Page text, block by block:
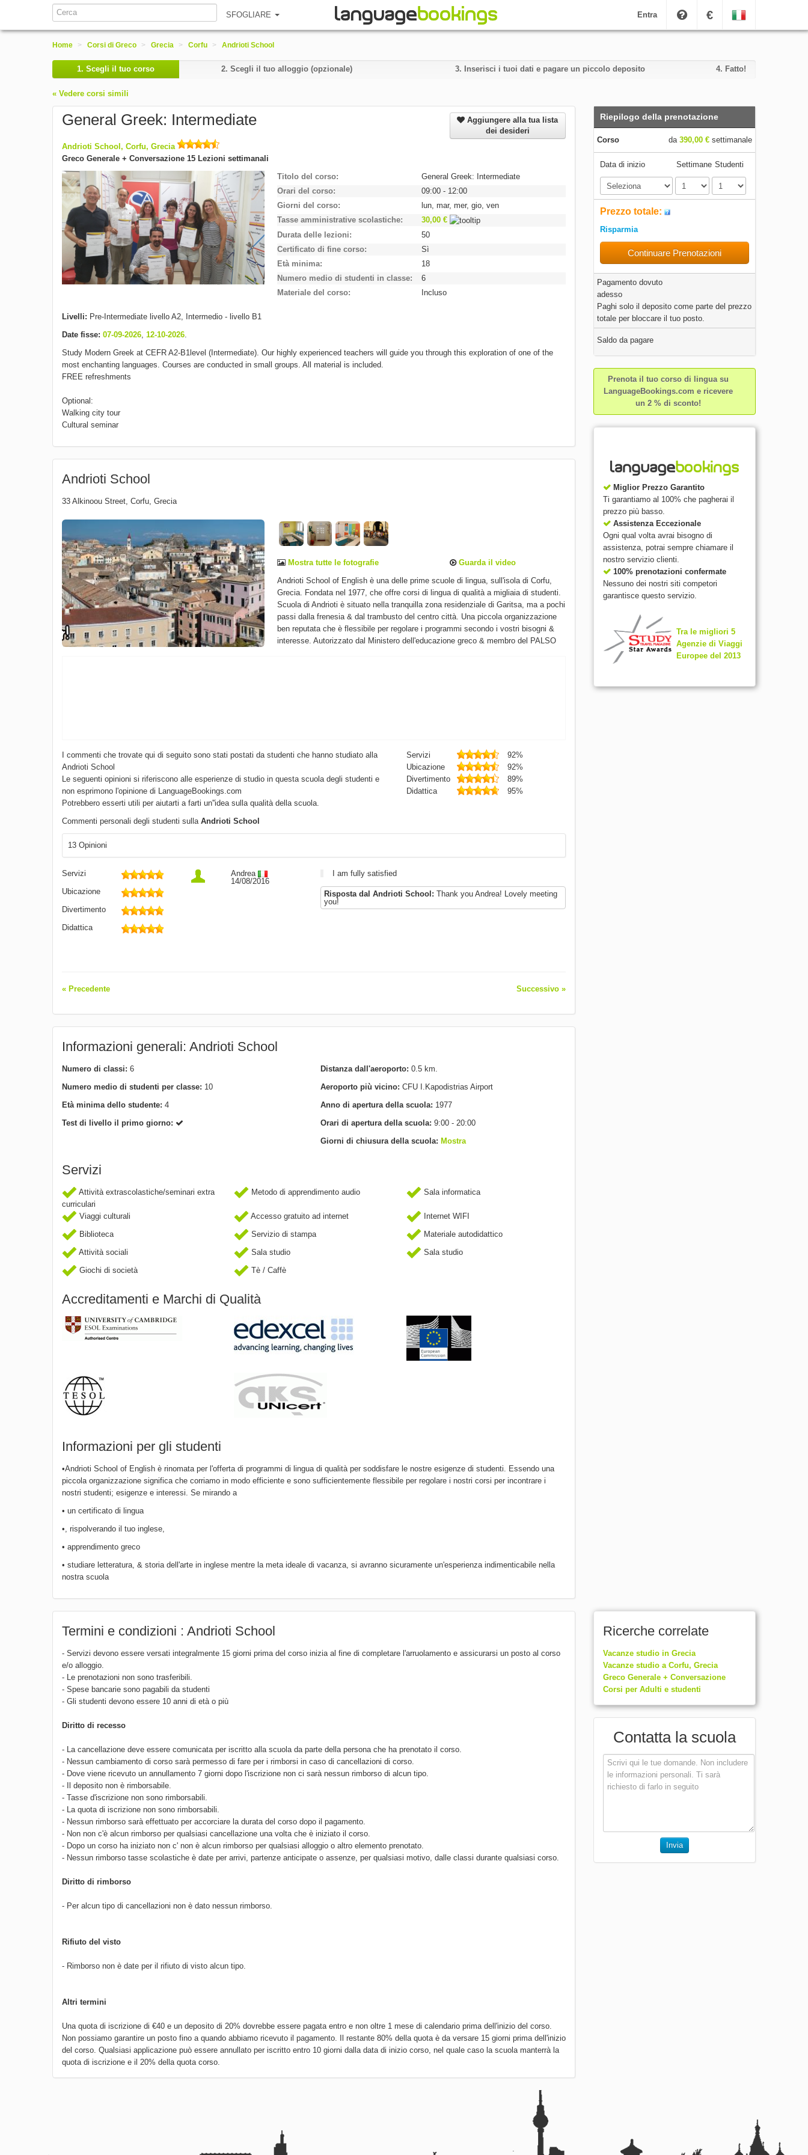
SFOGLIARE Entra €
Home > Corsi di Greco > Grecia > Corfu > Andrioti School
1. Scegli il tuo corso 2. Scegli il tuo alloggio (opzionale) 3. Inserisci i tuoi dati e pagare un piccolo deposito 4. Fatto!
« Vedere corsi simili
General Greek: Intermediate
Aggiungere alla tua lista
dei desideri
Andrioti School, Corfu, Grecia
Greco Generale + Conversazione 15 Lezioni settimanali
Titolo del corso
General Greek: Intermediate
Orari del corso
09:00 - 12:00
Giorni del corso
lun, mar, mer, gio, ven
Tasse amministrative scolastiche
30,00 €
Durata delle lezioni
50
Certificato di fine corso
Sì
Età minima
18
Numero medio di studenti in classe
6
Materiale del corso
Incluso
Livelli: Pre-Intermediate livello A2, Intermedio - livello B1
Date fisse: 07-09-2026 12-10-2026
Study Modern Greek at CEFR A2-B1level (Intermediate). Our highly experienced teachers will guide you through this exploration of one of the
most enchanting languages. Courses are conducted in small groups. All material is included.
FREE refreshments
Optional:
Walking city tour
Cultural seminar
Andrioti School
33 Alkinoou Street Corfu Grecia
Mostra tutte le fotografie
Guarda il video
Andrioti School of English è una delle prime scuole di lingua, sull'isola di Corfu,
Grecia. Fondata nel 1977, che offre corsi di lingua di qualità a migliaia di studenti.
Scuola di Andrioti è situato nella tranquilla zona residenziale di Garitsa, ma a pochi
passi dalla frenesia & dal trambusto del centro città. Una piccola organizzazione
ben reputata che è flessibile per regolare i programmi secondo i vostri bisogni &
interesse. Autorizzato dal Ministero dell'educazione greco & membro del PALSO
I commenti che trovate qui di seguito sono stati postati da studenti che hanno studiato alla
Andrioti School
Le seguenti opinioni si riferiscono alle esperienze di studio in questa scuola degli studenti e
non esprimono l'opinione di LanguageBookings.com
Potrebbero esserti utili per aiutarti a farti un''idea sulla qualità della scuola.
Servizi
92%
Ubicazione
92%
Divertimento
89%
Didattica
95%
Commenti personali degli studenti sulla Andrioti School
13 Opinioni
Servizi
Ubicazione
Divertimento
Didattica
Andrea
14/08/2016
I am fully satisfied
Risposta dal Andrioti School: Thank you Andrea! Lovely meeting
you!
« Precedente Successivo »
Informazioni generali: Andrioti School
Numero di classi: 6
Numero medio di studenti per classe: 10
Età minima dello studente: 4
Test di livello il primo giorno:
Distanza dall'aeroporto: 0.5 km.
Aeroporto più vicino: CFU I.Kapodistrias Airport
Anno di apertura della scuola: 1977
Orari di apertura della scuola: 9:00 - 20:00
Giorni di chiusura della scuola: Mostra
Servizi
Attività extrascolastiche/seminari extra
curriculari
Metodo di apprendimento audio Sala informatica
Viaggi culturali Accesso gratuito ad internet
Internet WIFI
Biblioteca
Servizio di stampa
Materiale autodidattico
Attività sociali
Sala studio
Sala studio
Giochi di società
Tè / Caffè
Accreditamenti e Marchi di Qualità
Informazioni per gli studenti
•Andrioti School of English è rinomata per l'offerta di programmi di lingua di qualità per soddisfare le nostre esigenze di studenti. Essendo una
piccola organizzazione significa che corriamo in modo efficiente e sono sufficientemente flessibile per regolare i nostri corsi per incontrare i
nostri studenti; esigenze e interessi. Se mirando a
• un certificato di lingua
•, rispolverando il tuo inglese,
• apprendimento greco
• studiare letteratura, & storia dell'arte in inglese mentre la meta ideale di vacanza, si avranno sicuramente un'esperienza indimenticabile nella
nostra scuola
Riepilogo della prenotazione
Corso da 390,00 €settimanale
Data di inizio Settimane Studenti
Prezzo totale:
Risparmia
Continuare Prenotazioni
Pagamento dovuto
adesso
Paghi solo il deposito come parte del prezzo
totale per bloccare il tuo posto.
Saldo da pagare
Prenota il tuo corso di lingua su
LanguageBookings.com e ricevere
un 2 % di sconto!
Miglior Prezzo Garantito
Ti garantiamo al 100% che pagherai il
prezzo più basso.
Assistenza Eccezionale
Ogni qual volta avrai bisogno di
assistenza, potrai sempre chiamare il
nostro servizio clienti.
100% prenotazioni confermate
Nessuno dei nostri siti competori
garantisce questo servizio.
Tra le migliori 5
Agenzie di Viaggi
Europee del 2013
Termini e condizioni : Andrioti School
- Servizi devono essere versati integralmente 15 giorni prima del corso inizia al fine di completare l'arruolamento e assicurarsi un posto al corso
e/o alloggio.
- Le prenotazioni non sono trasferibili.
- Spese bancarie sono pagabili da studenti
- Gli studenti devono essere 10 anni di età o più
Diritto di recesso
- La cancellazione deve essere comunicata per iscritto alla scuola da parte della persona che ha prenotato il corso.
- Nessun cambiamento di corso sarà permesso di fare per i rimborsi in caso di cancellazioni di corso.
- Dove viene ricevuto un annullamento 7 giorni dopo l'iscrizione non ci sarà nessun rimborso di alcun tipo.
- Il deposito non è rimborsabile.
- Tasse d'iscrizione non sono rimborsabili.
- La quota di iscrizione non sono rimborsabili.
- Nessun rimborso sarà effettuato per accorciare la durata del corso dopo il pagamento.
- Non non c'è alcun rimborso per qualsiasi cancellazione una volta che è iniziato il corso.
- Dopo un corso ha iniziato non c' non è alcun rimborso per qualsiasi alloggio o altro elemento prenotato.
- Nessun rimborso tasse scolastiche è date per arrivi, partenze anticipate o assenze, per qualsiasi motivo, dalle classi durante qualsiasi corso.
Diritto di rimborso
- Per alcun tipo di cancellazioni non è dato nessun rimborso.
Rifiuto del visto
- Rimborso non è date per il rifiuto di visto alcun tipo.
Altri termini
Una quota di iscrizione di €40 e un deposito di 20% dovrebbe essere pagata entro e non oltre 1 mese di calendario prima dell'inizio del corso.
Non possiamo garantire un posto fino a quando abbiamo ricevuto il pagamento. Il restante 80% della quota è da versare 15 giorni prima dell'inizio
del corso. Qualsiasi applicazione può essere annullato per iscritto entro 10 giorni dalla data di inizio corso, nel quale caso la scuola manterrà la
quota di iscrizione e il 20% della quota corso.
Ricerche correlate
Vacanze studio in Grecia
Vacanze studio a Corfu, Grecia
Greco Generale + Conversazione
Corsi per Adulti e studenti
Contatta la scuola
Invia